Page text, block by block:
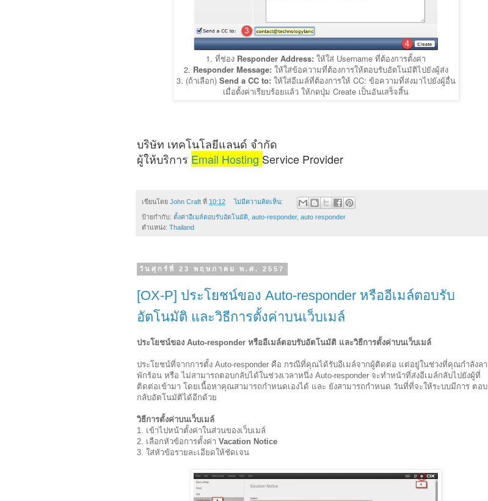
1. ที่ช่อง Responder Address: ให้ใส่ Username ที่ต้องการตั้งค่า
2. Responder Message: ให้ใส่ข้อความที่ต้องการให้ตอบรับอัตโนมัติไปยังผู้ส่ง
3. (ถ้าเลือก)Send a CC to: ให้ใส่อีเมล์ที่ต้องการให้ CC: ข้อความที่ส่งมาไปยังผู้อื่น
เมื่อตั้งค่าเรียบร้อยแล้ว ให้กดปุ่ม Create เป็นอันเสร็จสิ้น
บริษัท เทคโนโลยีแลนด์ จำกัด
ผู้ให้บริการ Email Hosting Service Provider
เขียนโดย John Craft ที่ 10:12 ไม่มีความคิดเห็น:
ป้ายกำกับ: ตั้งค่าอีเมล์ตอบรับอัตโนมัติ auto-responder, auto responder
ตำแหน่ง: Thailand
วันศุกร์ที่ 23 พฤษภาคม พ.ศ. 2557
[OX-P] ประโยชน์ของ Auto-responder หรืออีเมล์ตอบรับ
อัตโนมัติ และวิธีการตั้งค่าบนเว็บเมล์
ประโยชน์ของ Auto-responder หรืออีเมล์ตอบรับอัตโนมัติ และวิธีการตั้งค่าบนเว็บเมล์
ประโยชน์ที่จากการตั้ง Auto-responder คือ กรณีที่คุณได้รับอีเมล์จากผู้ติดต่อ แต่อยู่ในช่วงที่คุณกำลังลา
พักร้อน หรือ ไม่สามารถตอบกลับได้ในช่วงเวลาหนึ่ง Auto-responder จะทำหน้าที่ส่งอีเมล์กลับไปยังผู้ที่
ติดต่อเข้ามา โดยเนื้อหาคุณสามารถกำหนดเองได้ และ ยังสามารถกำหนด วันที่ที่จะให้ระบบมีการ ตอบ
กลับอัตโนมัติได้อีกด้วย
วิธีการตั้งค่าบนเว็บเมล์
1. เข้าไปหน้าตั้งค่าในส่วนของเว็บเมล์
2. เลือกหัวข้อการตั้งค่า Vacation Notice
3. ใส่หัวข้อรายละเอียดให้ชัดเจน